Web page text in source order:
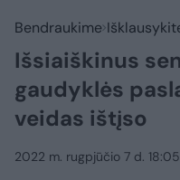
Bendraukime
Išsiaiškinus
gaudyklės
veidas ištįso
2022 m. rugpjūčio 7 d. 18:05